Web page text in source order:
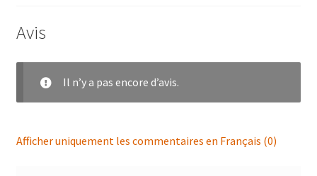
Avis
Il n’y a pas encore d’avis.
Afficher uniquement les commentaires en Français (0)